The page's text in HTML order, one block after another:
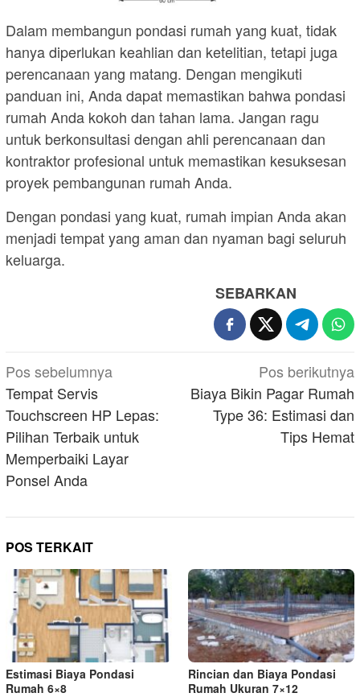
Dalam membangun pondasi rumah yang kuat, tidak
hanya diperlukan keahlian dan ketelitian, tetapi juga
perencanaan yang matang. Dengan mengikuti
panduan ini, Anda dapat memastikan bahwa pondasi
rumah Anda kokoh dan tahan lama. Jangan ragu
untuk berkonsultasi dengan ahli perencanaan dan
kontraktor profesional untuk memastikan kesuksesan
proyek pembangunan rumah Anda.
Dengan pondasi yang kuat, rumah impian Anda akan
menjadi tempat yang aman dan nyaman bagi seluruh
keluarga.
SEBARKAN
Navigasi
pos
Pos sebelumnya
Tempat Servis
Touchscreen HP Lepas:
Pilihan Terbaik untuk
Memperbaiki Layar
Ponsel Anda
Pos berikutnya
Biaya Bikin Pagar Rumah
Type 36: Estimasi dan
Tips Hemat
POS TERKAIT
Estimasi Biaya Pondasi
Rumah 6×8
Rincian dan Biaya Pondasi
Rumah Ukuran 7×12